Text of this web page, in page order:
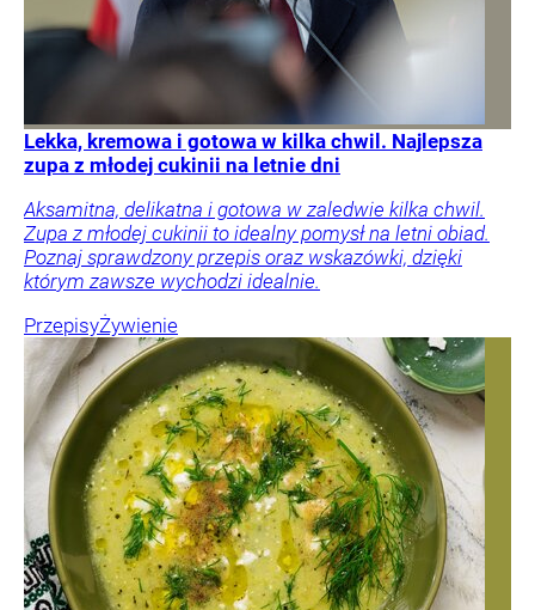
Lekka, kremowa i gotowa w kilka chwil. Najlepsza
zupa z młodej cukinii na letnie dni
Aksamitna, delikatna i gotowa w zaledwie kilka chwil.
Zupa z młodej cukinii to idealny pomysł na letni obiad.
Poznaj sprawdzony przepis oraz wskazówki, dzięki
którym zawsze wychodzi idealnie.
PrzepisyŻywienie